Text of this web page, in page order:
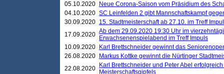
05.10.2020
Neue Corona-Saison vom Präsidium des
04.10.2020 SC Leinfelden 2 gibt Mannschaftskampf
30.09.2020 15. Stadtmeisterschaft ab 27.10. im Treff
17.09.2020 Ab dem 29.09.2020 19:30 Uhr im
Erwachsenenspielabend im Treff Impuls
10.09.2020
Karl Brettschneider gewinnt das
26.08.2020
Markus Kottke gewinnt die Nürtinger
22.08.2020
Karl Brettschneider und Peter Abel
Meisterschaftsgipfels